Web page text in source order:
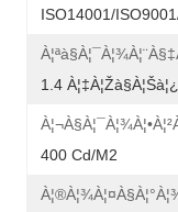
ISO14001/
1.4 À¦‡à¦žà§à¦šà¦¿
400 Cd/m2